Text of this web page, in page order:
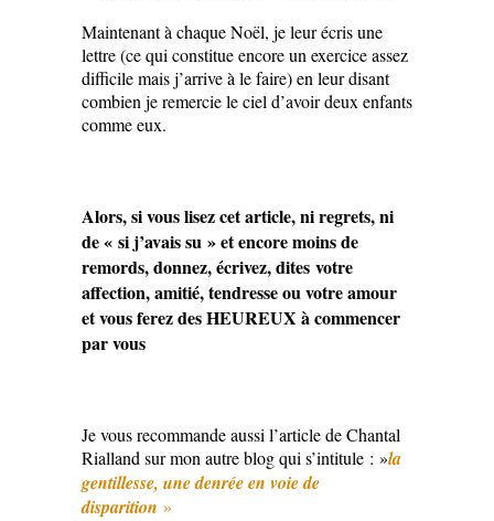
Maintenant à chaque Noël, je leur écris une
lettre (ce qui constitue encore un exercice assez
difficile mais j’arrive à le faire) en leur disant
combien je remercie le ciel d’avoir deux enfants
comme eux.
Alors, si vous lisez cet article, ni regrets, ni
de « si j’avais su » et encore moins de
remords, donnez, écrivez, dites votre
affection, amitié, tendresse ou votre amour
et vous ferez des HEUREUX à commencer
par vous
Je vous recommande aussi l’article de Chantal
Rialland sur mon autre blog qui s’intitule : »la
gentillesse, une denrée en voie de
disparition »